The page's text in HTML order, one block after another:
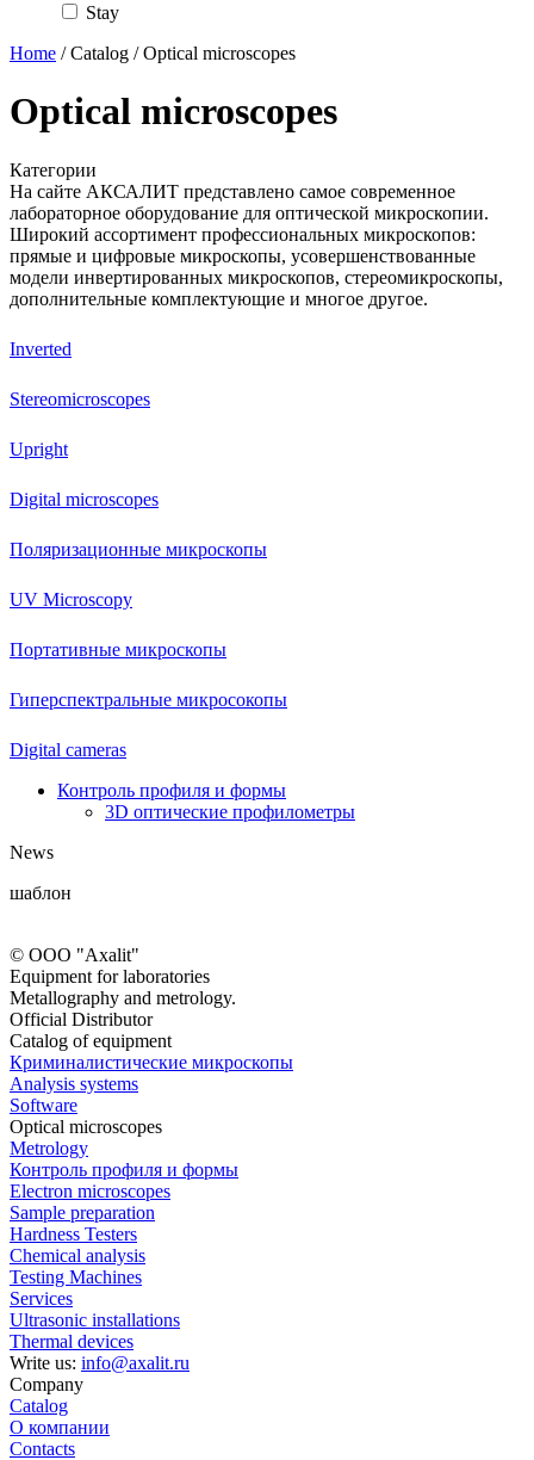
Stay
Home /Catalog / Optical microscopes
Optical microscopes
Категории
На сайте АКСАЛИТ представлено самое современное
лабораторное оборудование для оптической микроскопии.
Широкий ассортимент профессиональных микроскопов:
прямые и цифровые микроскопы, усовершенствованные
модели инвертированных микроскопов, стереомикроскопы,
дополнительные комплектующие и многое другое.
Inverted
Stereomicroscopes
Upright
Digital microscopes
Поляризационные микроскопы
UV Microscopy
Портативные микроскопы
Гиперспектральные микросокопы
Digital cameras
Контроль профиля и формы
3D оптические профилометры
News
шаблон
© ООО "Axalit"
Equipment for laboratories
Metallography and metrology.
Official Distributor
Catalog of equipment
Криминалистические микроскопы
Analysis systems
Software
Optical microscopes
Metrology
Контроль профиля и формы
Electron microscopes
Sample preparation
Hardness Testers
Chemical analysis
Testing Machines
Services
Ultrasonic installations
Thermal devices
Write us: info@axalit.ru
Company
Catalog
О компании
Contacts